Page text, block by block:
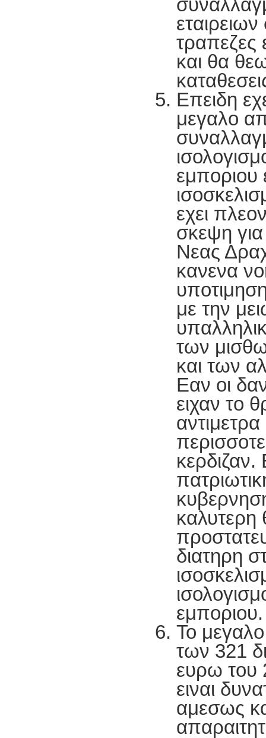
τραπεζες
και θα
Επειδη
μεγαλο
εμποριου
εχει
σκεψη
Νεας
κανενα
με την
των
και των
Εαν οι
ειχαν το
διατηρη
εμποριου.
Το
των 321
ευρω του
ειναι
αμεσως